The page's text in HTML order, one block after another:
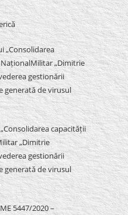
„Consolidarea
„Dimitrie
gestionării
generată de virusul
capacității
„Dimitrie
gestionării
generată de virusul
5447/2020 –